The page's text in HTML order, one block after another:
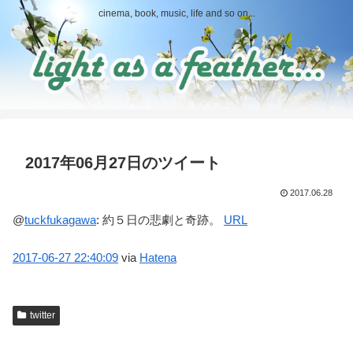
cinema, book, music, life and so on...
2017年06月27日のツイート
2017.06.28
@tuckfukagawa: 約５日の悲劇と奇跡。 URL
2017-06-27 22:40:09 via Hatena
twitter